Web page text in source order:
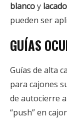
blancoy
pueden ser
GUÍAS
Guías de alta
para cajones
de autocierre
“push” en